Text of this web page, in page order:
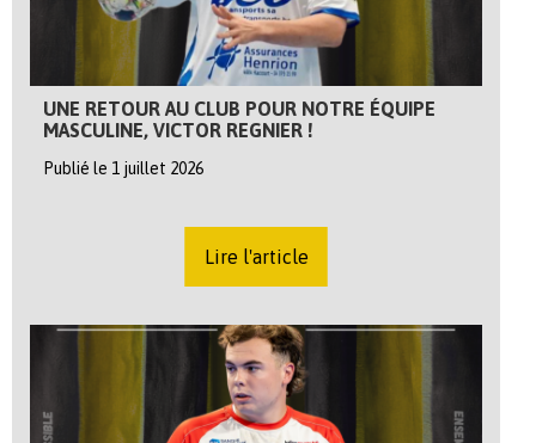
UNE RETOUR AU CLUB POUR NOTRE ÉQUIPE
MASCULINE, VICTOR REGNIER !
Publié le 1 juillet 2026
Lire l'article